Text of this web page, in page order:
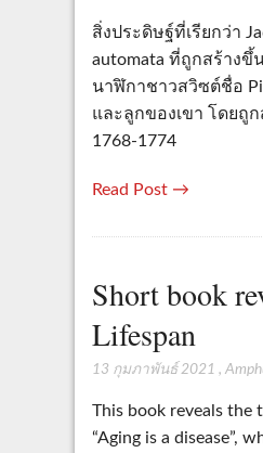
สิ่งประดิษฐ์ที่เรียกว่า
automata ที่ถูกสร้างขึ้
นาฬิกาชาวสวิซต์ชื่อ
และลูกของเขา โดยถู
1768-1774
Read Post →
Short book
Lifespan
13 กุมภาพันธ์ 2021 ,
This book reveals the
“Aging is a disease”,